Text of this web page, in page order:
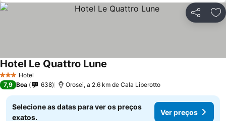
Partilhar
3 EstrelasHotel
Hotel Le Quattro Lune
7,9 Boa 638 Orosei, a 2.6 km de Cala Liberotto
Selecione as datas para ver os preços
exatos.
Ver preços